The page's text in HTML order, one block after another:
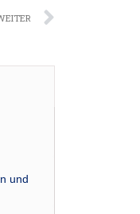
und